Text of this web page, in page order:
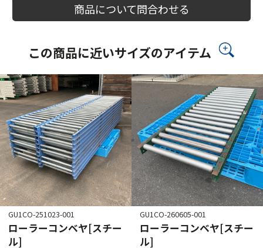
商品について問合わせる
この商品に近いサイズのアイテム
GU1CO-251023-001
ローラーコンベヤ[スチー
ル]
GU1CO-260605-001
ローラーコンベヤ[スチー
ル]